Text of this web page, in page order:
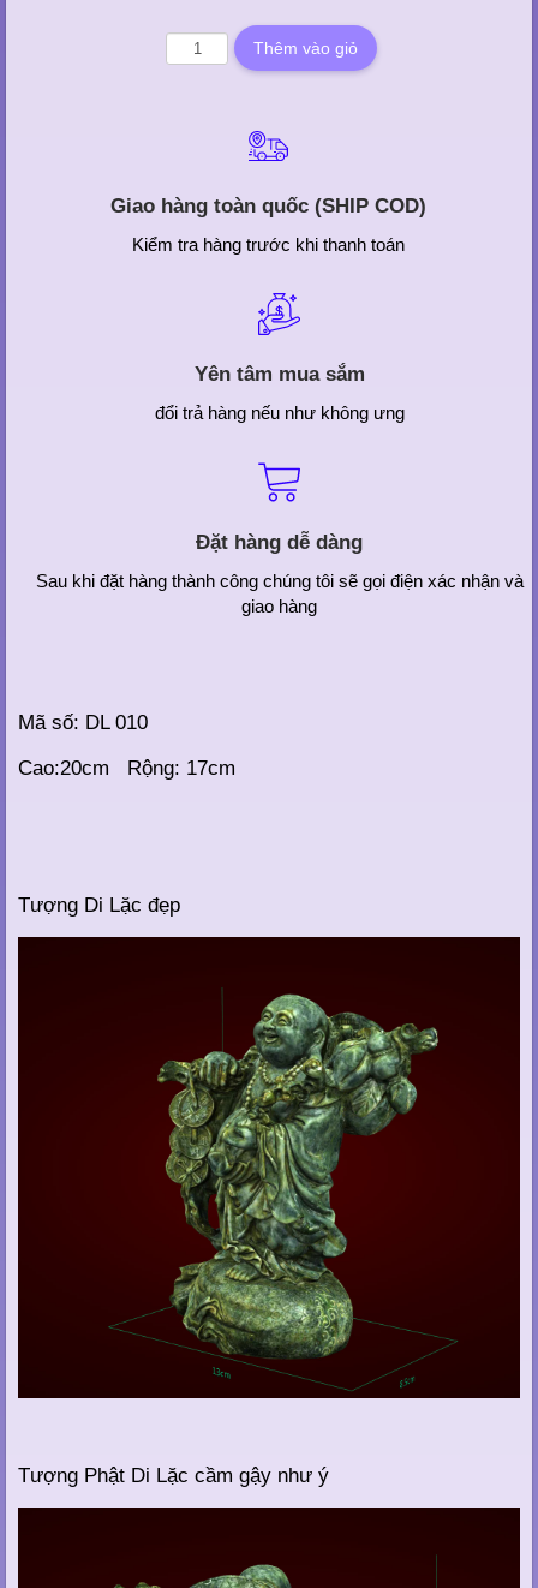
Giao hàng toàn quốc (SHIP COD)
Kiểm tra hàng trước khi thanh toán
Yên tâm mua sắm
đổi trả hàng nếu như không ưng
Đặt hàng dễ dàng
Sau khi đặt hàng thành công chúng tôi sẽ gọi điện xác nhận và
giao hàng
Mã số: DL 010
Cao:20cm Rộng: 17cm
Tượng Di Lặc đẹp
Tượng Phật Di Lặc cầm gậy như ý